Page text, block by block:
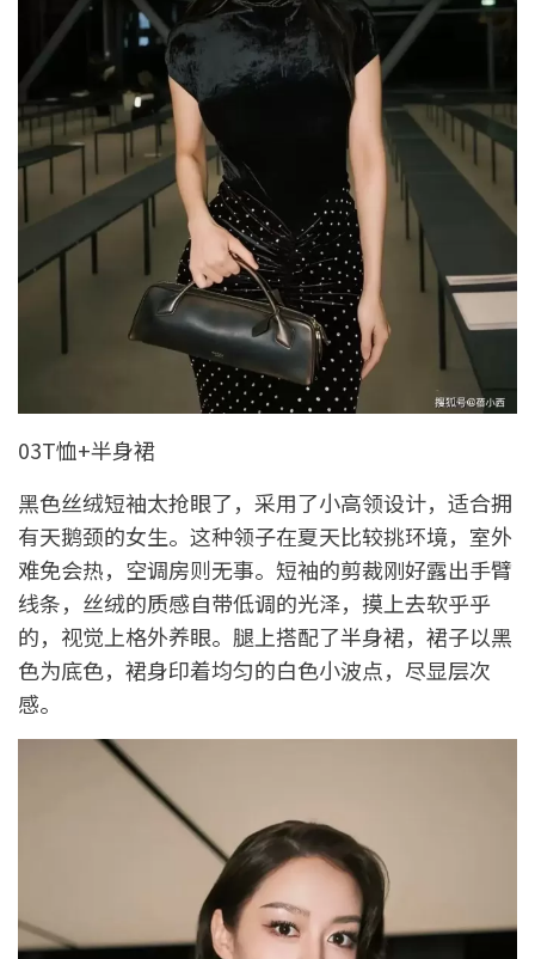
03T恤+半身裙
黑色丝绒短袖太抢眼了，采用了小高领设计，适合拥
有天鹅颈的女生。这种领子在夏天比较挑环境，室外
难免会热，空调房则无事。短袖的剪裁刚好露出手臂
线条，丝绒的质感自带低调的光泽，摸上去软乎乎
的，视觉上格外养眼。腿上搭配了半身裙，裙子以黑
色为底色，裙身印着均匀的白色小波点，尽显层次
感。